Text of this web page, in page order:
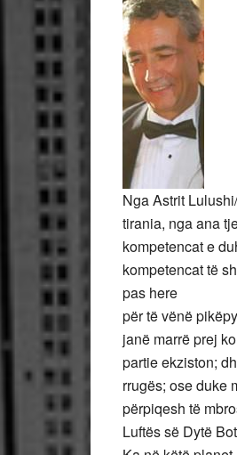
Nga Astrit
tirania, nga ana
kompetencat e
kompetencat të
pas here
për të vënë
janë marrë prej
partie ekziston;
rrugës; ose duke
përpiqesh të
Luftës së Dytë